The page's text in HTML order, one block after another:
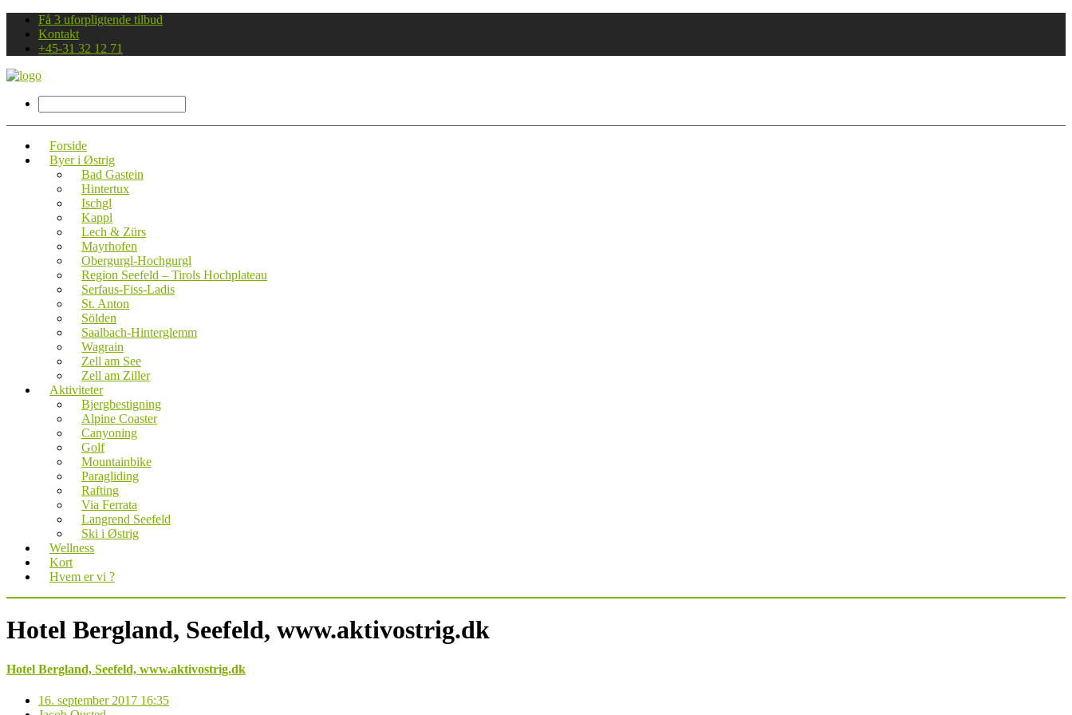
Få 3 uforpligtende tilbud
Kontakt
+45-31 32 12 71
Forside
Byer i Østrig
Bad Gastein
Hintertux
Ischgl
Kappl
Lech & Zürs
Mayrhofen
Obergurgl-Hochgurgl
Region Seefeld – Tirols Hochplateau
Serfaus-Fiss-Ladis
St. Anton
Sölden
Saalbach-Hinterglemm
Wagrain
Zell am See
Zell am Ziller
Aktiviteter
Bjergbestigning
Alpine Coaster
Canyoning
Golf
Mountainbike
Paragliding
Rafting
Via Ferrata
Langrend Seefeld
Ski i Østrig
Wellness
Kort
Hvem er vi ?
Hotel Bergland, Seefeld, www.aktivostrig.dk
Hotel Bergland, Seefeld, www.aktivostrig.dk
16. september 2017 16:35